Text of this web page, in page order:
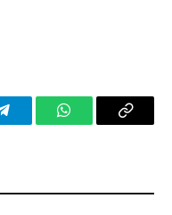
TelegramWhatsAppCopy